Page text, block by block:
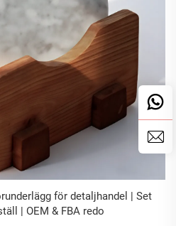
för detaljhandel | Set
| OEM & FBA redo